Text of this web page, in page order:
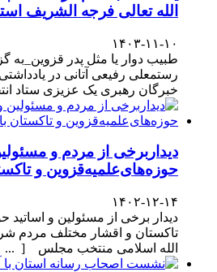
الله تعالی فرجه الشریف
۱۴۰۳-۱۱-۱۰
طبیب دوار یا مثل پدر قزوین_به
رستمعلی رفیعی آتانی در
خبرگان رهبری یک عزیزی ستاد
دیداربرخی از مردم و
حوزه‌های‌علمیه‌قزوین و
۱۴۰۲-۱۲-۱۴
دیدار برخی از مسئولین و اساتید
تاکستان و اقشار مختلف مردم
الله اسلامی منتخب مجلس [ ...